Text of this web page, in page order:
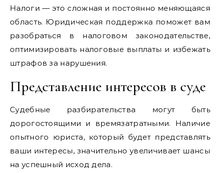
Налоги — это сложная и постоянно меняющаяся
область. Юридическая поддержка поможет вам
разобраться в налоговом законодательстве,
оптимизировать налоговые выплаты и избежать
штрафов за нарушения.
Представление интересов в суде
Судебные разбирательства могут быть
дорогостоящими и времязатратными. Наличие
опытного юриста, который будет представлять
ваши интересы, значительно увеличивает шансы
на успешный исход дела.